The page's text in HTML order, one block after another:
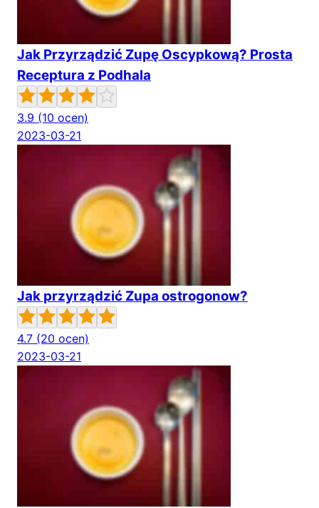
Jak Przyrządzić Zupę Oscypkową? Prosta
Receptura z Podhala
3.9 (10 ocen)
2023-03-21
Jak przyrządzić Zupa ostrogonow?
4.7 (20 ocen)
2023-03-21